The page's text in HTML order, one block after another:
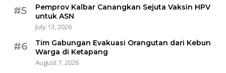
#5
Pemprov Kalbar Canangkan Sejuta Vaksin HPV
untuk ASN
July 13, 2026
#6
Tim Gabungan Evakuasi Orangutan dari Kebun
Warga di Ketapang
August 7, 2026